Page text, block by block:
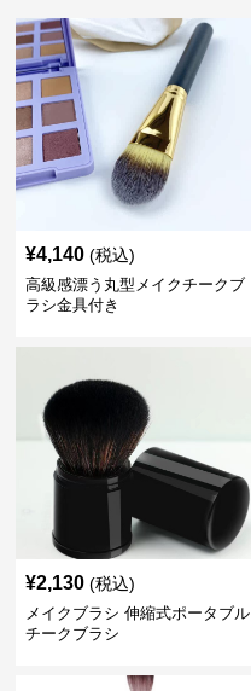
¥4,140 (税込)
高級感漂う丸型メイクチークブ
ラシ金具付き
¥2,130 (税込)
メイクブラシ 伸縮式ポータブル
チークブラシ